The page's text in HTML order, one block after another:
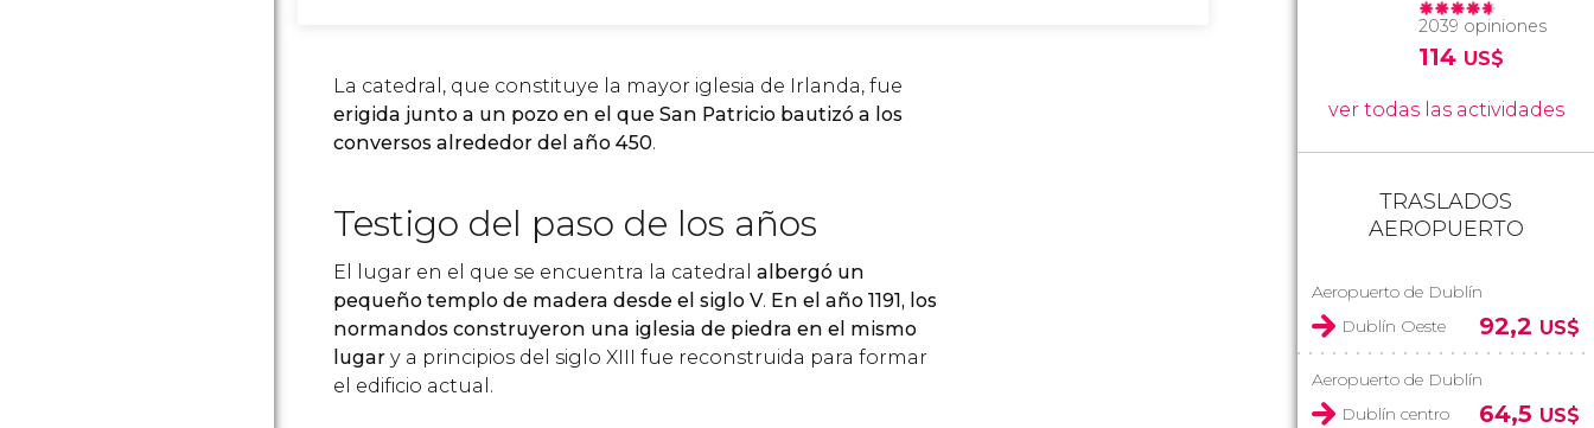
La catedral, que constituye la mayor iglesia de Irlanda, fue
erigida junto a un pozo en el que San Patricio bautizó a los
conversos alrededor del año 450.
Testigo del paso de los años
El lugar en el que se encuentra la catedral albergó un
pequeño templo de madera desde el siglo V. En el año 1191, los
normandos construyeron una iglesia de piedra en el mismo
lugar y a principios del siglo XIII fue reconstruida para formar
el edificio actual.
2039 opiniones
114 US$
ver todas las actividades
TRASLADOS
AEROPUERTO
Aeropuerto de Dublín
Dublín Oeste
92,2 US$
Aeropuerto de Dublín
Dublín centro
64,5 US$